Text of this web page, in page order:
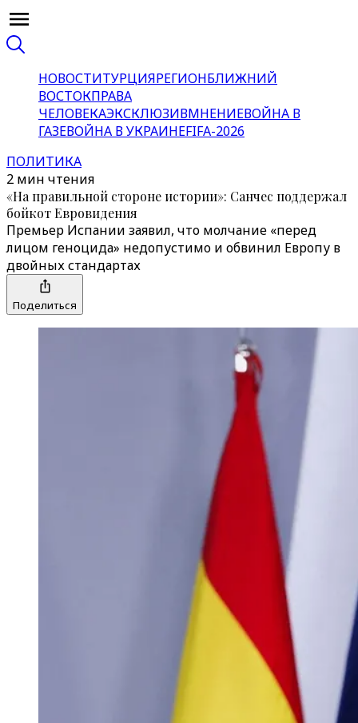
НОВОСТИТУРЦИЯРЕГИОНБЛИЖНИЙ
ВОСТОКПРАВА
ЧЕЛОВЕКАЭКСКЛЮЗИВМНЕНИЕВОЙНА В
ГАЗЕВОЙНА В УКРАИНЕFIFA-2026
ПОЛИТИКА
2 мин чтения
«На правильной стороне истории»: Санчес поддержал
бойкот Евровидения
Премьер Испании заявил, что молчание «перед
лицом геноцида» недопустимо и обвинил Европу в
двойных стандартах
Поделиться